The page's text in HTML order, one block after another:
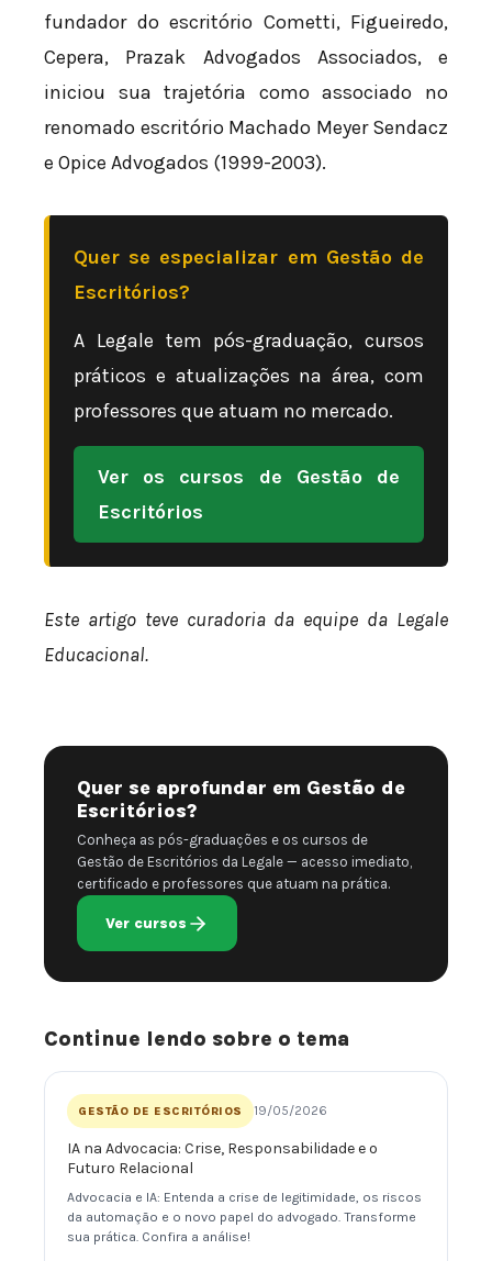
fundador do escritório Cometti, Figueiredo,
Cepera, Prazak Advogados Associados, e
iniciou sua trajetória como associado no
renomado escritório Machado Meyer Sendacz
e Opice Advogados (1999-2003).
Quer se especializar em Gestão de
Escritórios?
A Legale tem pós-graduação, cursos
práticos e atualizações na área, com
professores que atuam no mercado.
Ver os cursos de Gestão de
Escritórios
Este artigo teve curadoria da equipe da Legale
Educacional.
Quer se aprofundar em Gestão de
Escritórios?
Conheça as pós-graduações e os cursos de
Gestão de Escritórios da Legale — acesso imediato,
certificado e professores que atuam na prática.
Ver cursos
Continue lendo sobre o tema
GESTÃO DE ESCRITÓRIOS 19/05/2026
IA na Advocacia: Crise, Responsabilidade e o
Futuro Relacional
Advocacia e IA: Entenda a crise de legitimidade, os riscos
da automação e o novo papel do advogado. Transforme
sua prática. Confira a análise!